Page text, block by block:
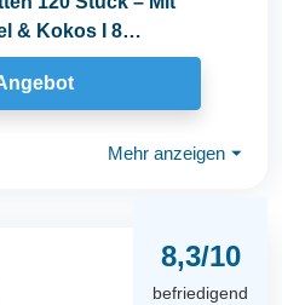
& Kokos I 8
Mehr anzeigen ⏷
8,3/10
befriedigend